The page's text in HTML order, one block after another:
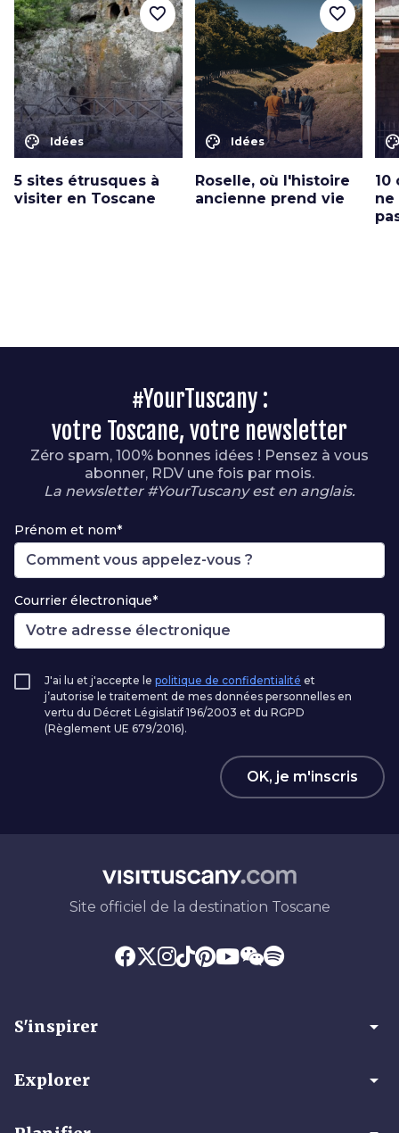
color_lens Idées
5 sites étrusques à
visiter en Toscane
favorite_border
color_lens Idées
Roselle, où l'histoire
ancienne prend vie
favorite_border
10
ne
#YourTuscany :
votre Toscane, votre newsletter
Zéro spam, 100% bonnes idées ! Pensez à vous
abonner, RDV une fois par mois.
La newsletter #YourTuscany est en anglais.
Prénom et nom*
Courrier électronique*
J'ai lu et j'accepte le politique de confidentialité et
j’autorise le traitement de mes données personnelles en
vertu du Décret Législatif 196/2003 et du RGPD
(Règlement UE 679/2016).
OK, je m'inscris
Site officiel de la destination Toscane
S'inspirer arrow_drop_down
Explorer arrow_drop_down